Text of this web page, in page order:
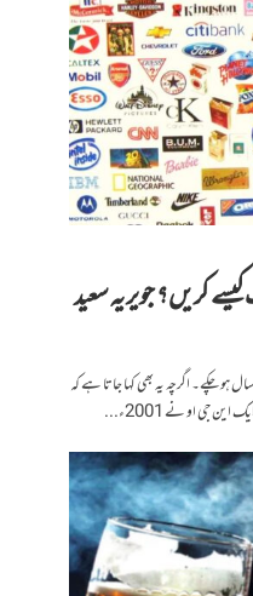
کریں؟ جویریہ سعید
ہوچکے۔ اگرچہ یہ بھی کہا جاتا ہے کہ
جی او نے 2001ء...